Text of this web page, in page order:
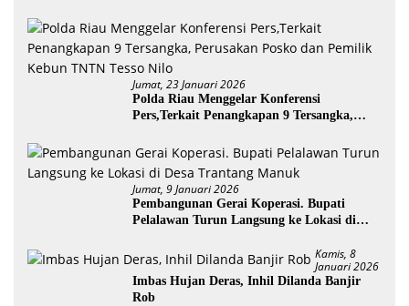
Jumat, 23 Januari 2026
Polda Riau Menggelar Konferensi
Pers,Terkait Penangkapan 9 Tersangka,
Tesso Nilo
Jumat, 9 Januari 2026
Pembangunan Gerai Koperasi. Bupati
Pelalawan Turun Langsung ke Lokasi di
Kamis, 8
Januari 2026
Imbas Hujan Deras, Inhil Dilanda Banjir
Rob